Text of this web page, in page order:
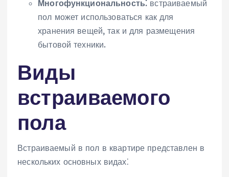
Многофункциональность⁚ встраиваемый
пол может использоваться как для
хранения вещей‚ так и для размещения
бытовой техники.
Виды
встраиваемого
пола
Встраиваемый в пол в квартире представлен в
нескольких основных видах⁚